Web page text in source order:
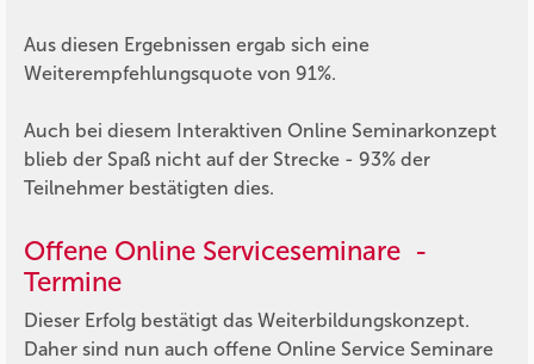
Aus diesen Ergebnissen ergab sich eine
Weiterempfehlungsquote von 91%.
Auch bei diesem Interaktiven Online Seminarkonzept
blieb der Spaß nicht auf der Strecke - 93% der
Teilnehmer bestätigten dies.
Offene Online Serviceseminare -
Termine
Dieser Erfolg bestätigt das Weiterbildungskonzept.
Daher sind nun auch offene Online Service Seminare